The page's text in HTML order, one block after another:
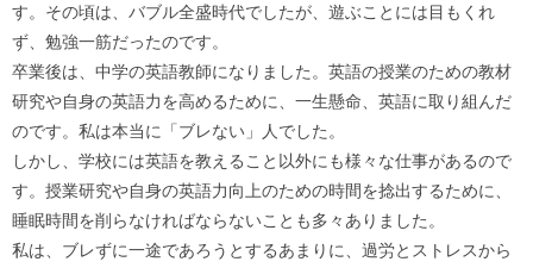
す。その頃は、バブル全盛時代でしたが、遊ぶことには目もくれ
ず、勉強一筋だったのです。
卒業後は、中学の英語教師になりました。英語の授業のための教材
研究や自身の英語力を高めるために、一生懸命、英語に取り組んだ
のです。私は本当に「ブレない」人でした。
しかし、学校には英語を教えること以外にも様々な仕事があるので
す。授業研究や自身の英語力向上のための時間を捻出するために、
睡眠時間を削らなければならないことも多々ありました。
私は、ブレずに一途であろうとするあまりに、過労とストレスから